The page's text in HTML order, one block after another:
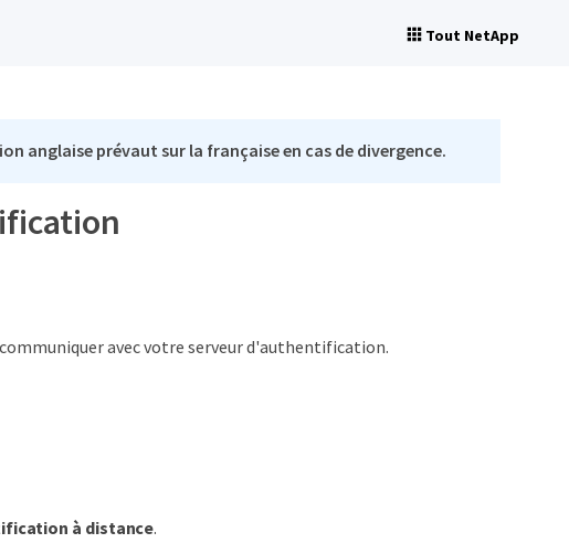
Tout NetApp
anglaise prévaut sur la française en cas de divergence.
avec votre serveur d'authentification.
à distance.